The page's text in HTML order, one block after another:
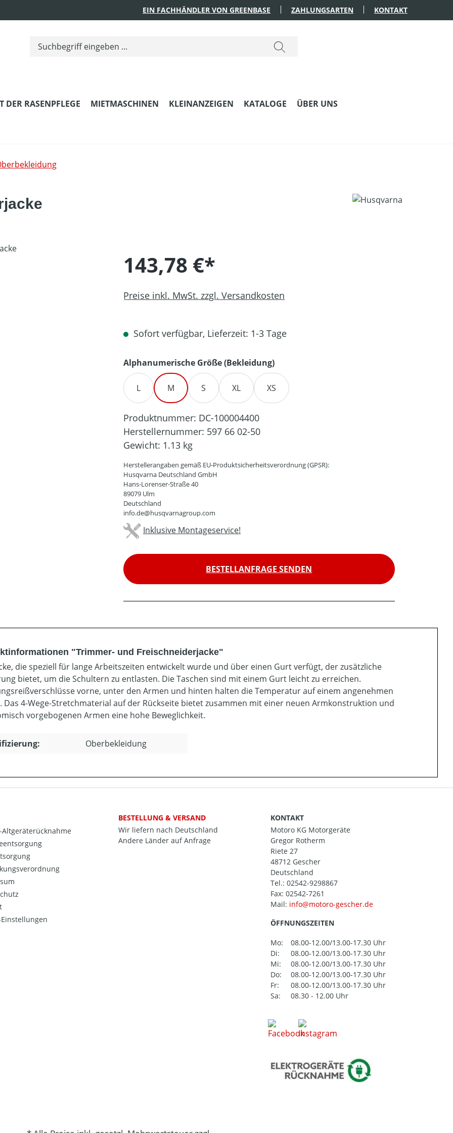
EIN FACHHÄNDLER VON GREENBASE ZAHLUNGSARTEN KONTAKT
DER RASENPFLEGE MIETMASCHINEN KLEINANZEIGEN KATALOGE ÜBER UNS
143,78 €*
Preise inkl. MwSt. zzgl. Versandkosten
Sofort verfügbar, Lieferzeit: 1-3 Tage
Alphanumerische Größe (Bekleidung)auswählen
L M S XL XS
Produktnummer: DC-100004400
Herstellernummer: 597 66 02-50
Gewicht: 1.13 kg
Herstellerangaben gemäß EU-Produktsicherheitsverordnung (GPSR):
Husqvarna Deutschland GmbH
Hans-Lorenser-Straße 40
89079 Ulm
Deutschland
info.de@husqvarnagroup.com
Inklusive Montageservice!
BESTELLANFRAGE SENDEN
"Trimmer- und Freischneiderjacke"
die speziell für lange Arbeitszeiten entwickelt wurde und über einen Gurt verfügt, der zusätzliche
bietet, um die Schultern zu entlasten. Die Taschen sind mit einem Gurt leicht zu erreichen.
vorne, unter den Armen und hinten halten die Temperatur auf einem angenehmen
Das 4-Wege-Stretchmaterial auf der Rückseite bietet zusammen mit einer neuen Armkonstruktion und
vorgebogenen Armen eine hohe Beweglichkeit.
Oberbekleidung
Altgeräterücknahme
Einstellungen
BESTELLUNG & VERSAND
Wir liefern nach Deutschland
Andere Länder auf Anfrage
KONTAKT
Motoro KG Motorgeräte
Gregor Rotherm
Riete 27
48712 Gescher
Deutschland
Tel.: 02542-9298867
Fax: 02542-7261
Mail:
ÖFFNUNGSZEITEN
Mo:
08.00-12.00/13.00-17.30 Uhr
Di:
08.00-12.00/13.00-17.30 Uhr
Mi:
08.00-12.00/13.00-17.30 Uhr
Do:
08.00-12.00/13.00-17.30 Uhr
Fr:
08.00-12.00/13.00-17.30 Uhr
Sa:
08.30 - 12.00 Uhr